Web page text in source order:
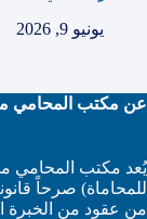
يونيو 9, 2026
عن مكتب المحامي
يُعد مكتب المحامي
للمحاماة) صرحاً
من عقود من الخبرة